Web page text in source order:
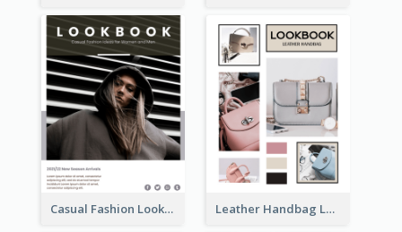
Casual Fashion Lookbook Leather Handbag Lookbook